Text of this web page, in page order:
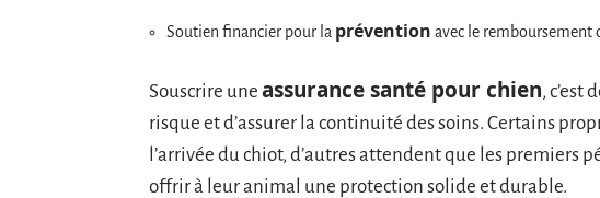
Soutien financier pour la prévention avec le remboursement
Souscrire une assurance santé pour chien, c’est
risque et d’assurer la continuité des soins. Certains
l’arrivée du chiot, d’autres attendent que les premiers
offrir à leur animal une protection solide et durable.